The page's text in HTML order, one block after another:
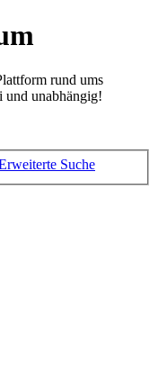
rund ums
und unabhängig!
Suche